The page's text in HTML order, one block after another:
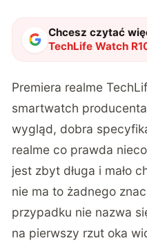
Chcesz czytać
TechLife Watch
specyfikacją i
Premiera realme
smartwatch
wygląd, dobra
realme co prawda
jest zbyt długa i mało
nie ma to żadnego
przypadku nie nazwa
na pierwszy rzut oka